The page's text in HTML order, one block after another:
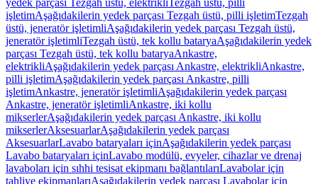
yedek parçası Tezgah üstü, elektrikli Tezgah üstü, pilli
işletimAşağıdakilerin yedek parçası Tezgah üstü, pilli işletimTezgah
üstü, jeneratör işletimliAşağıdakilerin yedek parçası Tezgah üstü,
jeneratör işletimliTezgah üstü, tek kollu bataryaAşağıdakilerin yedek
parçası Tezgah üstü, tek kollu bataryaAnkastre,
elektrikliAşağıdakilerin yedek parçası Ankastre, elektrikliAnkastre,
pilli işletimAşağıdakilerin yedek parçası Ankastre, pilli
işletimAnkastre, jeneratör işletimliAşağıdakilerin yedek parçası
Ankastre, jeneratör işletimliAnkastre, iki kollu
mikserlerAşağıdakilerin yedek parçası Ankastre, iki kollu
mikserlerAksesuarlarAşağıdakilerin yedek parçası
AksesuarlarLavabo bataryaları içinAşağıdakilerin yedek parçası
Lavabo bataryaları içinLavabo modülü, evyeler, cihazlar ve drenaj
lavaboları için sıhhi tesisat ekipmanı bağlantılarıLavabolar için
tahliye ekipmanlarıAşağıdakilerin yedek parçası Lavabolar için